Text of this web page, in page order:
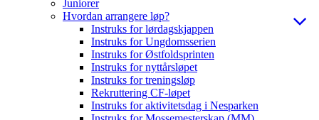
Juniorer
Hvordan arrangere løp?
Instruks for lørdagskjappen
Instruks for Ungdomsserien
Instruks for Østfoldsprinten
Instruks for nyttårsløpet
Instruks for treningsløp
Rekruttering CF-løpet
Instruks for aktivitetsdag i Nesparken